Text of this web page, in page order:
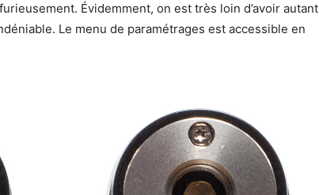
Évidemment, on est très loin d’avoir autant
Le menu de paramétrages est accessible en